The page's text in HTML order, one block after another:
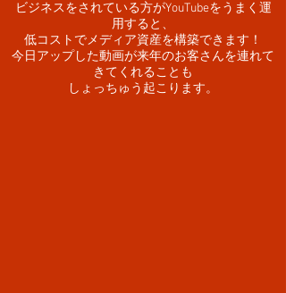
ビジネスをされている方がYouTubeをうまく運
用すると、
低コストでメディア資産を構築できます！
今日アップした動画が来年のお客さんを連れて
きてくれることも
しょっちゅう起こります。